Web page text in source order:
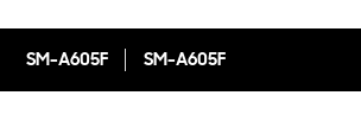
SM-A605F SM-A605F